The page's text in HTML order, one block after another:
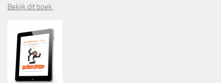
Bekijk dit boek